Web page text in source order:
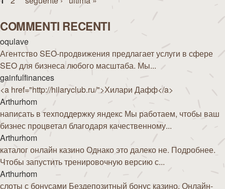
COMMENTI RECENTI
oqulave
Агентство SEO-продвижения предлагает услуги в сфере
SEO для бизнеса любого масштаба. Мы...
gainfulfinances
<a href="http://hilaryclub.ru/">Хилари Дафф</a>
Arthurhom
написать в техподдержку яндекс Мы работаем, чтобы ваш
бизнес процветал благодаря качественному...
Arthurhom
каталог онлайн казино Однако это далеко не. Подробнее.
Чтобы запустить тренировочную версию с...
Arthurhom
слоты с бонусами Бездепозитный бонус казино. Онлайн-